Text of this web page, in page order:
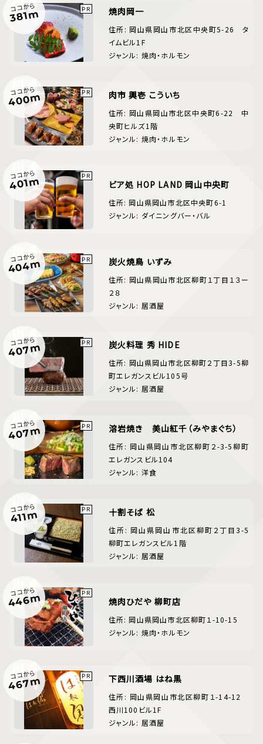
ココから
381m 焼肉岡一
住所: 岡山県岡山市北区中央町5-26 タ
イムビル1F
ジャンル: 焼肉・ホルモン
ココから
400m 肉市 興壱 こういち
住所: 岡山県岡山市北区中央町6-22 中
央町ヒルズ1階
ジャンル: 焼肉・ホルモン
ココから
401m ビア処 HOP LAND 岡山中央町
住所: 岡山県岡山市北区中央町6-1
ジャンル: ダイニングバー・バル
ココから
404m 炭火焼鳥 いずみ
住所: 岡山県岡山市北区柳町１丁目１３ー
２８
ジャンル: 居酒屋
ココから
407m 炭火料理 秀 HIDE
住所: 岡山県岡山市北区柳町２丁目3-5柳
町エレガンスビル105号
ジャンル: 居酒屋
ココから
407m 溶岩焼き 美山紅千（みやまぐち）
住所: 岡山県岡山市北区柳町２-3-5柳町
エレガンスビル104
ジャンル: 洋食
ココから
411m 十割そば 松
住所: 岡山県岡山市北区柳町２丁目3-5
柳町エレガンスビル1階
ジャンル: 居酒屋
ココから
446m 焼肉ひだや 柳町店
住所: 岡山県岡山市北区柳町１-10-15
ジャンル: 焼肉・ホルモン
ココから
467m 下西川酒場 はね黒
住所: 岡山県岡山市北区柳町１-14-12
西川100ビル1F
ジャンル: 居酒屋